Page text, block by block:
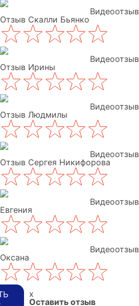
Видеоотзыв
Отзыв Скалли Бьянко
Видеоотзыв
Отзыв Ирины
Видеоотзыв
Отзыв Людмилы
Видеоотзыв
Отзыв Сергея Никифорова
Видеоотзыв
Евгения
Видеоотзыв
Оксана
x
Оставить отзыв